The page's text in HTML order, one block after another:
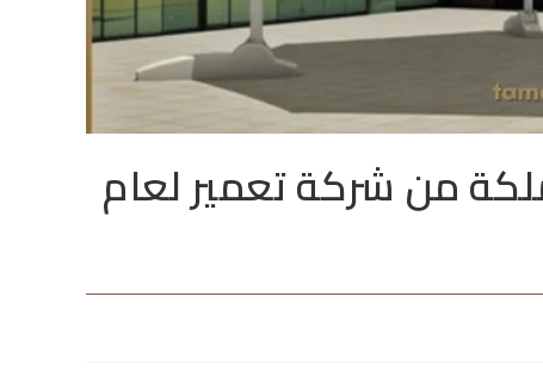
من شركة تعمير لعام